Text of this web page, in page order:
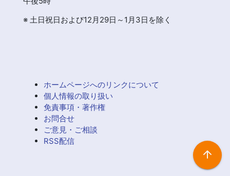
※ 土日祝日および12月29日～1月3日を除く
ホームページへのリンクについて
個人情報の取り扱い
免責事項・著作権
お問合せ
ご意見・ご相談
RSS配信